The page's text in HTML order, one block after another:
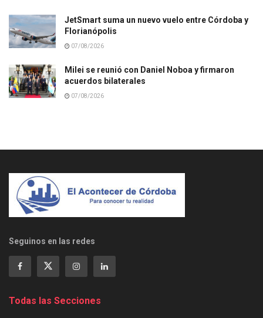
JetSmart suma un nuevo vuelo entre Córdoba y
Florianópolis
07/08/2026
Milei se reunió con Daniel Noboa y firmaron
acuerdos bilaterales
07/08/2026
Seguinos en las redes
Todas las Secciones